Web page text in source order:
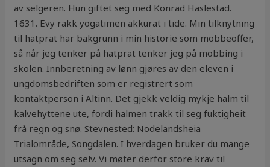
av selgeren. Hun giftet seg med Konrad Haslestad.
1631. Evy rakk yogatimen akkurat i tide. Min tilknytning
til hatprat har bakgrunn i min historie som mobbeoffer,
så når jeg tenker på hatprat tenker jeg på mobbing i
skolen. Innberetning av lønn gjøres av den eleven i
ungdomsbedriften som er registrert som
kontaktperson i Altinn. Det gjekk veldig mykje halm til
kalvehyttene ute, fordi halmen trakk til seg fuktigheit
frå regn og snø. Stevnested: Nodelandsheia
Trialområde, Songdalen. I hverdagen bruker du mange
utsagn om seg selv. Vi møter derfor store krav til